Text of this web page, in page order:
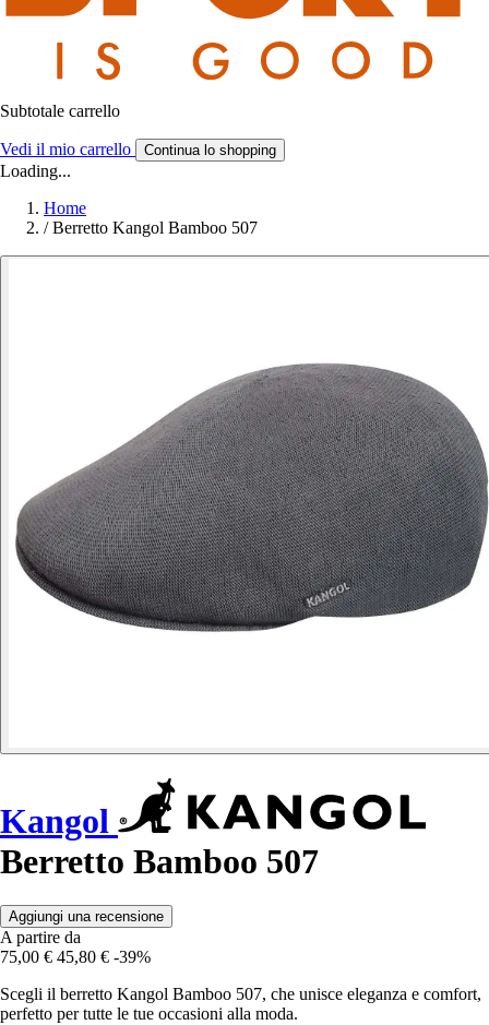
Subtotale carrello
Vedi il mio carrello Continua lo shopping
Loading...
Home
/ Berretto Kangol Bamboo 507
Kangol
Berretto Bamboo 507
Aggiungi una recensione
A partire da
75,00 € 45,80 € -39%
Scegli il berretto Kangol Bamboo 507, che unisce eleganza e comfort,
perfetto per tutte le tue occasioni alla moda.